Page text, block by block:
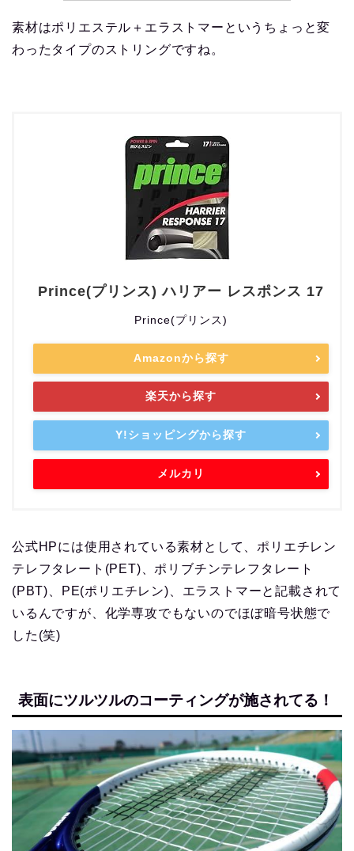
素材はポリエステル＋エラストマーというちょっと変
わったタイプのストリングですね。
Prince(プリンス) ハリアー レスポンス 17
Prince(プリンス)
Amazonから探す
楽天から探す
Y!ショッピングから探す
メルカリ
公式HPには使用されている素材として、ポリエチレン
テレフタレート(PET)、ポリブチンテレフタレート
(PBT)、PE(ポリエチレン)、エラストマーと記載されて
いるんですが、化学専攻でもないのでほぼ暗号状態で
した(笑)
表面にツルツルのコーティングが施されてる！